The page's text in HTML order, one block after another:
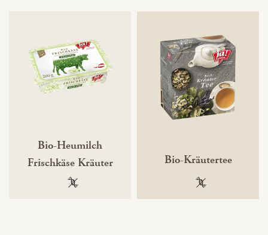
Bio-Heumilch
Frischkäse Kräuter
100 % gentechnikfrei
Bio-Kräutertee
100 %